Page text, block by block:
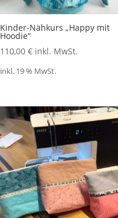
Kinder-Nähkurs „Happy mit
Hoodie“
110,00 € inkl. MwSt.
inkl. 19 % MwSt.